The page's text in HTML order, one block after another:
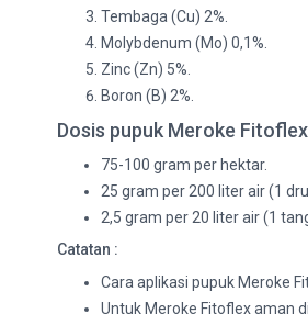
Tembaga (Cu) 2%.
Molybdenum (Mo) 0,1%.
Zinc (Zn) 5%.
Boron (B) 2%.
Dosis pupuk Meroke
75-100 gram per hektar.
25 gram per 200 liter air (1
2,5 gram per 20 liter air (1
Catatan :
Cara aplikasi pupuk Meroke
Untuk Meroke Fitoflex aman